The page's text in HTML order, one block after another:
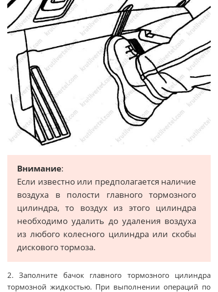
Внимание:
Если известно или предполагается наличие
воздуха в полости главного тормозного
цилиндра, то воздух из этого цилиндра
необходимо удалить до удаления воздуха
из любого колесного цилиндра или скобы
дискового тормоза.
2. Заполните бачок главного тормозного цилиндра
тормозной жидкостью. При выполнении операций по